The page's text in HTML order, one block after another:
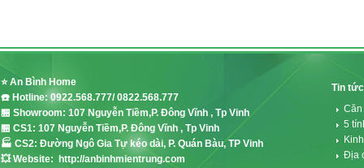
⭐ An Bình Home
☎️ Hotline: 0922.568.777/ 0822.568.777
🏪 Showroom: 107 Nguyễn Tiềm,P. Đông Vĩnh , Tp Vinh
🏪 CS1: 107 Nguyễn Tiềm,P. Đông Vĩnh , Tp Vinh
🏭 CS2: Đường Ngô Gia Tự kéo dài, P. Quán Bàu, TP Vinh
💥 Website: http://anbinhmientrung.com
Tin tức
5
Địa